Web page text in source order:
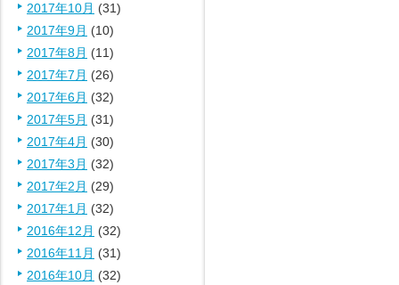
2017年10月 (31)
2017年9月 (10)
2017年8月 (11)
2017年7月 (26)
2017年6月 (32)
2017年5月 (31)
2017年4月 (30)
2017年3月 (32)
2017年2月 (29)
2017年1月 (32)
2016年12月 (32)
2016年11月 (31)
2016年10月 (32)